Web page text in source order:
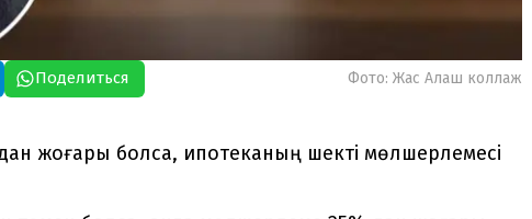
Поделиться Фото: Жас Алаш коллаж
жоғары болса, ипотеканың шекті мөлшерлемесі